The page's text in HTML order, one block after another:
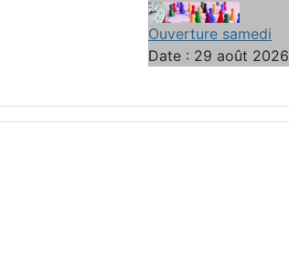
Ouverture samedi
Date : 29 août 2026